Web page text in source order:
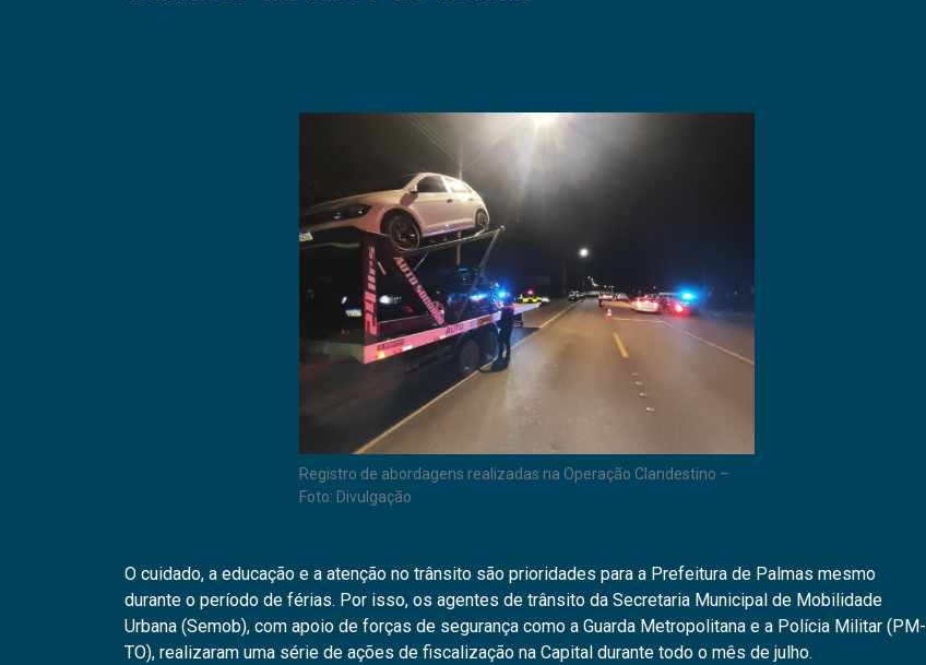
Registro de abordagens realizadas na Operação Clandestino –
Foto: Divulgação
O cuidado, a educação e a atenção no trânsito são prioridades para a Prefeitura de Palmas mesmo
durante o período de férias. Por isso, os agentes de trânsito da Secretaria Municipal de Mobilidade
Urbana (Semob), com apoio de forças de segurança como a Guarda Metropolitana e a Polícia Militar (PM-
TO), realizaram uma série de ações de fiscalização na Capital durante todo o mês de julho.